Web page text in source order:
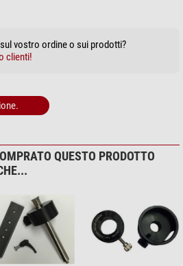
vostro ordine o sui prodotti?
clienti!
QUESTO PRODOTTO